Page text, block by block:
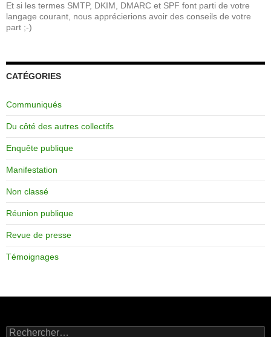
Et si les termes SMTP, DKIM, DMARC et SPF font parti de votre
langage courant, nous apprécierions avoir des conseils de votre
part ;-)
CATÉGORIES
Communiqués
Du côté des autres collectifs
Enquête publique
Manifestation
Non classé
Réunion publique
Revue de presse
Témoignages
Rechercher :